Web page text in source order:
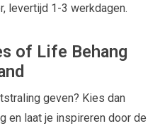
levertijd 1-3 werkdagen.
of Life Behang
geven? Kies dan
en laat je inspireren door de